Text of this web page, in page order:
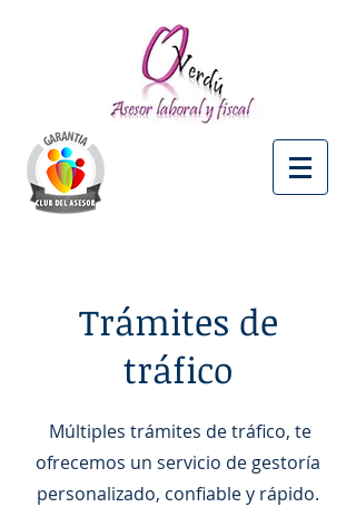
Trámites de
tráfico
Múltiples trámites de tráfico, te
ofrecemos un servicio de gestoría
personalizado, confiable y rápido.